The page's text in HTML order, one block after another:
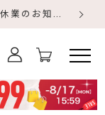
【重要】地震による配送遅延・店舗休業のお知らせ